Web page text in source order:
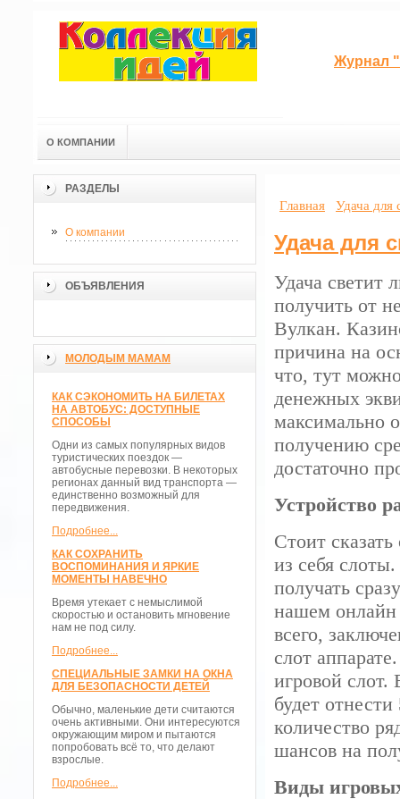
Журнал
О КОМПАНИИ
РАЗДЕЛЫ
О компании
ОБЪЯВЛЕНИЯ
МОЛОДЫМ МАМАМ
КАК СЭКОНОМИТЬ НА БИЛЕТАХ
НА АВТОБУС: ДОСТУПНЫЕ
СПОСОБЫ
Одни из самых популярных видов
туристических поездок —
автобусные перевозки. В некоторых
регионах данный вид транспорта —
единственно возможный для
передвижения.
Подробнее...
КАК СОХРАНИТЬ
ВОСПОМИНАНИЯ И ЯРКИЕ
МОМЕНТЫ НАВЕЧНО
Время утекает с немыслимой
скоростью и остановить мгновение
нам не под силу.
Подробнее...
СПЕЦИАЛЬНЫЕ ЗАМКИ НА ОКНА
ДЛЯ БЕЗОПАСНОСТИ ДЕТЕЙ
Обычно, маленькие дети считаются
очень активными. Они интересуются
окружающим миром и пытаются
попробовать всё то, что делают
взрослые.
Подробнее...
Главная Удача для
Удача для
Удача светит
получить от
Вулкан.
причина на
что, тут
денежных
максимально
получению
достаточно
Устройство
Стоит
из себя
получать
нашем онлайн
всего,
слот
игровой
будет
количество
шансов на
Виды